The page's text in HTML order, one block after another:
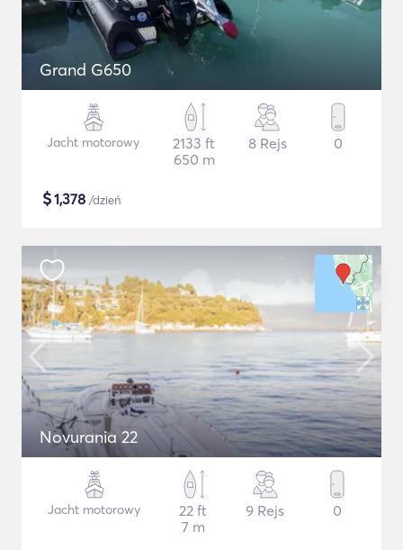
Grand G650
Jacht motorowy
2133 ft
650 m
8 Rejs 0
$1,378 /dzień
Novurania 22
Jacht motorowy
22 ft
7 m
9 Rejs 0